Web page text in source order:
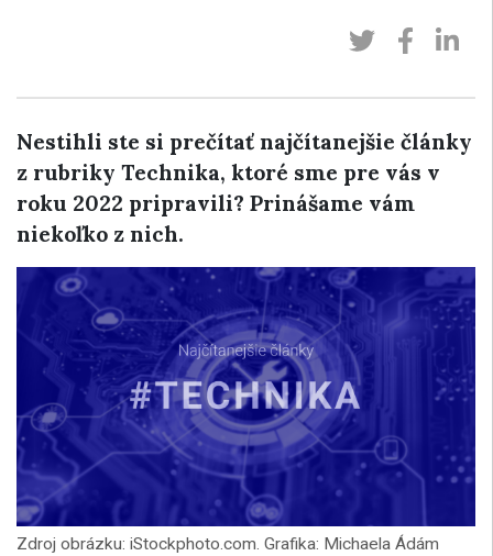
Nestihli ste si prečítať najčítanejšie články
z rubriky Technika, ktoré sme pre vás v
roku 2022 pripravili? Prinášame vám
niekoľko z nich.
Zdroj obrázku: iStockphoto.com. Grafika: Michaela Ádám